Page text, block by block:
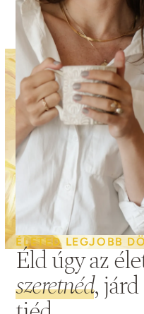
ÉLETED LEGJOBB
Éld úgy az
szeretnéd,